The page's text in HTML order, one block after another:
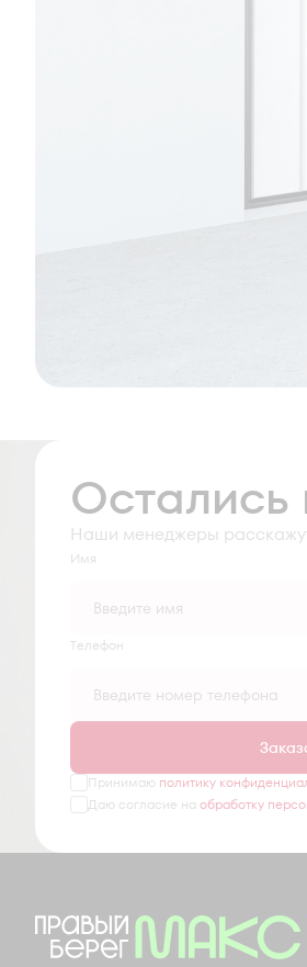
Остались
Наши менеджеры
Имя
Tелефон
Принимаю политику
Даю согласие на обработку